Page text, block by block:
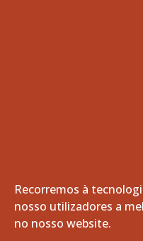
© 2026 Freguesia de Vila
reservados.
Recorremos à
nosso utilizadores a
no nosso website.